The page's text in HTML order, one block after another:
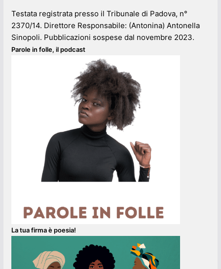
Testata registrata presso il Tribunale di Padova, n°
2370/14. Direttore Responsabile: (Antonina) Antonella
Sinopoli. Pubblicazioni sospese dal novembre 2023.
Parole in folle, il podcast
La tua firma è poesia!